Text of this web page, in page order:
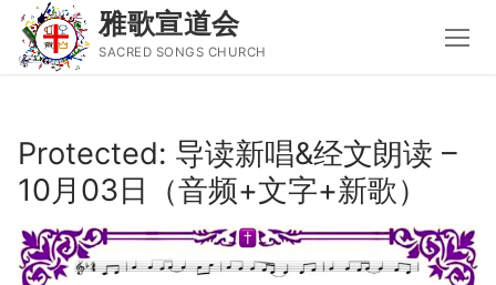
content
雅歌宣道会
SACRED SONGS CHURCH
Search
for:
主页
Protected: 导读新唱&经文朗读 –
10月03日（音频+文字+新歌）